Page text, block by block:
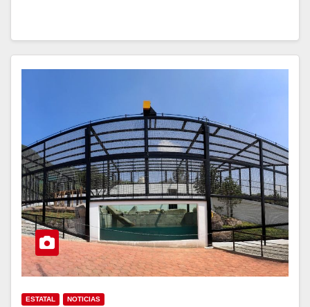
ESTATAL NOTICIAS